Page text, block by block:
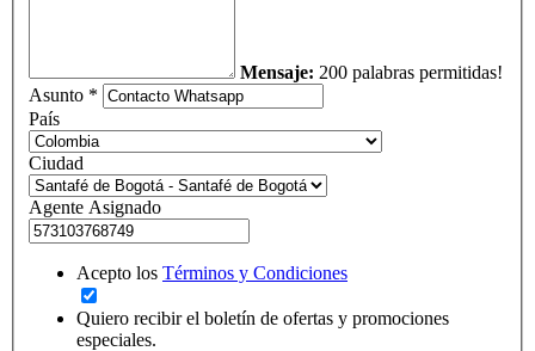
Mensaje: 200 palabras permitidas!
Asunto *
País
Ciudad
Agente Asignado
Acepto los Términos y Condiciones
Quiero recibir el boletín de ofertas y promociones
especiales.